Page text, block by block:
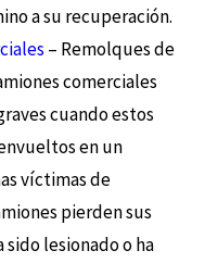
a su recuperación.
– Remolques de
comerciales
cuando estos
en un
víctimas de
pierden sus
sido lesionado o ha